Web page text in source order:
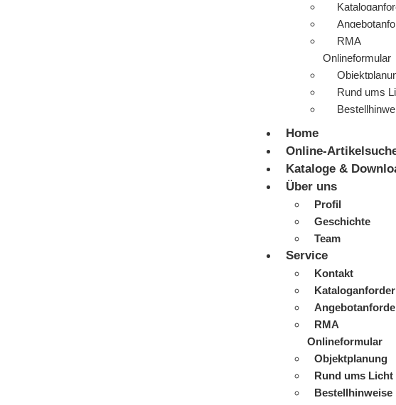
RMA
Onlineformular
Rund ums
Home
Online-
Kataloge &
Über uns
Profil
Geschichte
Team
Service
Kontakt
RMA
Onlineformular
Objektplanung
Rund ums Licht
Bestellhinweise